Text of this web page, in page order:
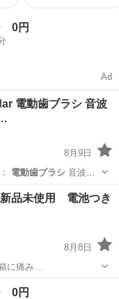
0円
Ad
電動歯ブラシ 音波
8月9日
： 電動歯ブラシ音波歯
品未使用 電池つき
8月8日
箱に痛み…
ィグッズ
0円